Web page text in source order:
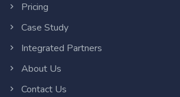
Pricing
Case Study
Integrated Partners
About Us
Contact Us